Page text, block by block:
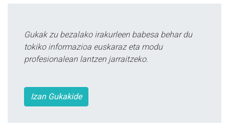
Gukak zu bezalako irakurleen babesa behar du
tokiko informazioa euskaraz eta modu
profesionalean lantzen jarraitzeko.
Izan Gukakide